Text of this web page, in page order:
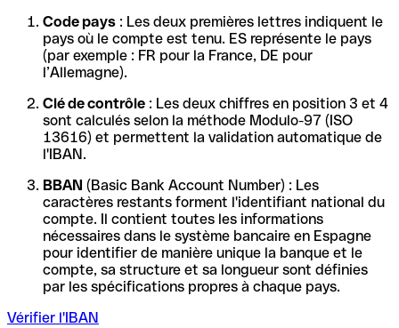
Code pays : Les deux premières lettres indiquent le
pays où le compte est tenu. ES représente le pays
(par exemple : FR pour la France, DE pour
l’Allemagne).
Clé de contrôle : Les deux chiffres en position 3 et 4
sont calculés selon la méthode Modulo-97 (ISO
13616) et permettent la validation automatique de
l'IBAN.
BBAN (Basic Bank Account Number) : Les
caractères restants forment l'identifiant national du
compte. Il contient toutes les informations
nécessaires dans le système bancaire en Espagne
pour identifier de manière unique la banque et le
compte, sa structure et sa longueur sont définies
par les spécifications propres à chaque pays.
Vérifier l'IBAN